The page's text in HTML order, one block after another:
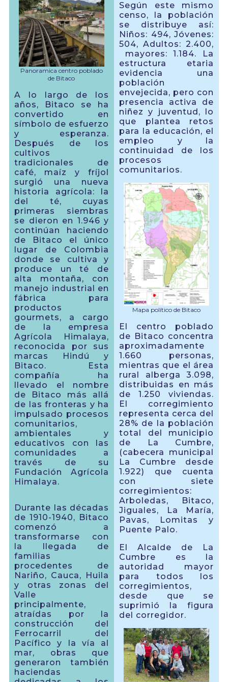
Panoramica centro poblado
de Bitaco
A lo largo de los
años, Bitaco se ha
convertido en
símbolo de esfuerzo
y esperanza.
Después de los
cultivos
tradicionales de
café, maíz y fríjol
surgió una nueva
historia agrícola: la
del té, cuyas
primeras siembras
se dieron en 1.946 y
continúan haciendo
de Bitaco el único
lugar de Colombia
donde se cultiva y
produce un té de
alta montaña, con
manejo industrial en
fábrica para
productos
gourmets, a cargo
de la empresa
Agrícola Himalaya,
reconocida por sus
marcas Hindú y
Bitaco. Esta
compañía ha
llevado el nombre
de Bitaco más allá
de las fronteras y ha
impulsado procesos
comunitarios,
ambientales y
educativos con las
comunidades a
través de su
Fundación Agrícola
Himalaya.
Durante las décadas
de 1910-1940, Bitaco
comenzó a
transformarse con
la llegada de
familias
procedentes de
Nariño, Cauca, Huila
y otras zonas del
Valle
principalmente,
atraídas por la
construcción del
Ferrocarril del
Pacífico y la vía al
mar, obras que
generaron también
haciendas
Según este mismo
censo, la población
se distribuye así:
Niños: 494, Jóvenes:
504, Adultos: 2.400,
mayores: 1.184. La
estructura etaria
evidencia una
población
envejecida, pero con
presencia activa de
niñez y juventud, lo
que plantea retos
para la educación, el
empleo y la
continuidad de los
procesos
comunitarios.
Mapa político de Bitaco
El centro poblado
de Bitaco concentra
aproximadamente
1.660 personas,
mientras que el área
rural alberga 3.098,
distribuidas en más
de 1.250 viviendas.
El corregimiento
representa cerca del
28% de la población
total del municipio
de La Cumbre,
(cabecera municipal
La Cumbre desde
1.922) que cuenta
con siete
corregimientos:
Arboledas, Bitaco,
Jiguales, La María,
Pavas, Lomitas y
Puente Palo.
El Alcalde de La
Cumbre es la
autoridad mayor
para todos los
corregimientos,
desde que se
suprimió la figura
del corregidor.